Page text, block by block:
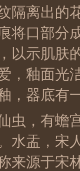
隔离出的
将口部分
以示肌肤
，釉面光
，器底有
虫，有蟾
水盂，宋
来源于宋